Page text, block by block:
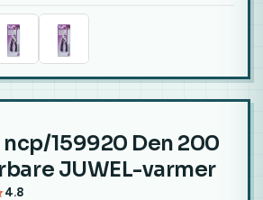
159920 Den 200
JUWEL-varmer
4.8